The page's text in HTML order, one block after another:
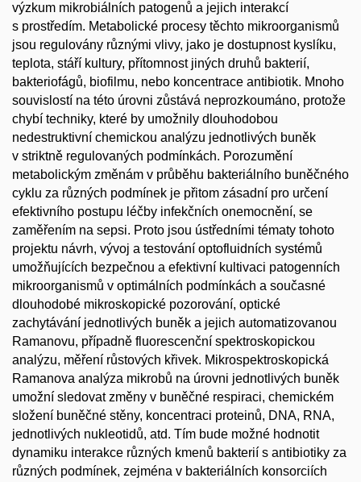
výzkum mikrobiálních patogenů a jejich interakcí
s prostředím. Metabolické procesy těchto mikroorganismů
jsou regulovány různými vlivy, jako je dostupnost kyslíku,
teplota, stáří kultury, přítomnost jiných druhů bakterií,
bakteriofágů, biofilmu, nebo koncentrace antibiotik. Mnoho
souvislostí na této úrovni zůstává neprozkoumáno, protože
chybí techniky, které by umožnily dlouhodobou
nedestruktivní chemickou analýzu jednotlivých buněk
v striktně regulovaných podmínkách. Porozumění
metabolickým změnám v průběhu bakteriálního buněčného
cyklu za různých podmínek je přitom zásadní pro určení
efektivního postupu léčby infekčních onemocnění, se
zaměřením na sepsi. Proto jsou ústředními tématy tohoto
projektu návrh, vývoj a testování optofluidních systémů
umožňujících bezpečnou a efektivní kultivaci patogenních
mikroorganismů v optimálních podmínkách a současné
dlouhodobé mikroskopické pozorování, optické
zachytávání jednotlivých buněk a jejich automatizovanou
Ramanovu, případně fluorescenční spektroskopickou
analýzu, měření růstových křivek. Mikrospektroskopická
Ramanova analýza mikrobů na úrovni jednotlivých buněk
umožní sledovat změny v buněčné respiraci, chemickém
složení buněčné stěny, koncentraci proteinů, DNA, RNA,
jednotlivých nukleotidů, atd. Tím bude možné hodnotit
dynamiku interakce různých kmenů bakterií s antibiotiky za
různých podmínek, zejména v bakteriálních konsorciích